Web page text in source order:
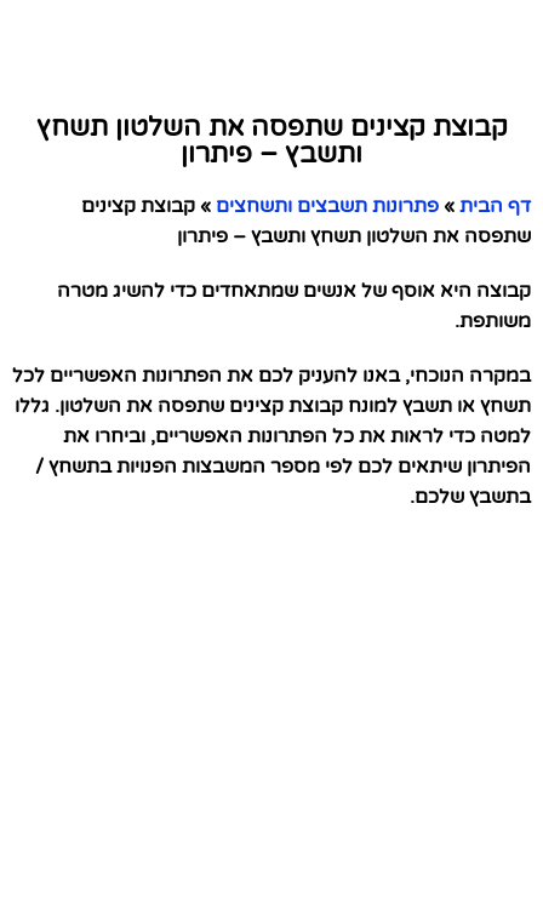
קבוצת קצינים שתפסה את השלטון תשחץ
ותשבץ – פיתרון
דף הבית » פתרונות תשבצים ותשחצים » קבוצת קצינים
שתפסה את השלטון תשחץ ותשבץ – פיתרון
קבוצה היא אוסף של אנשים שמתאחדים כדי להשיג מטרה
משותפת.
במקרה הנוכחי, באנו להעניק לכם את הפתרונות האפשריים לכל
תשחץ או תשבץ למונח קבוצת קצינים שתפסה את השלטון. גללו
למטה כדי לראות את כל הפתרונות האפשריים, וביחרו את
הפיתרון שיתאים לכם לפי מספר המשבצות הפנויות בתשחץ /
בתשבץ שלכם.